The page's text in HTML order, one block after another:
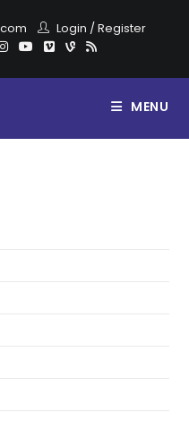
Login /Register
MENU